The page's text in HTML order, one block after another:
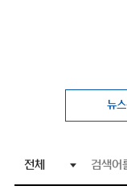
뉴